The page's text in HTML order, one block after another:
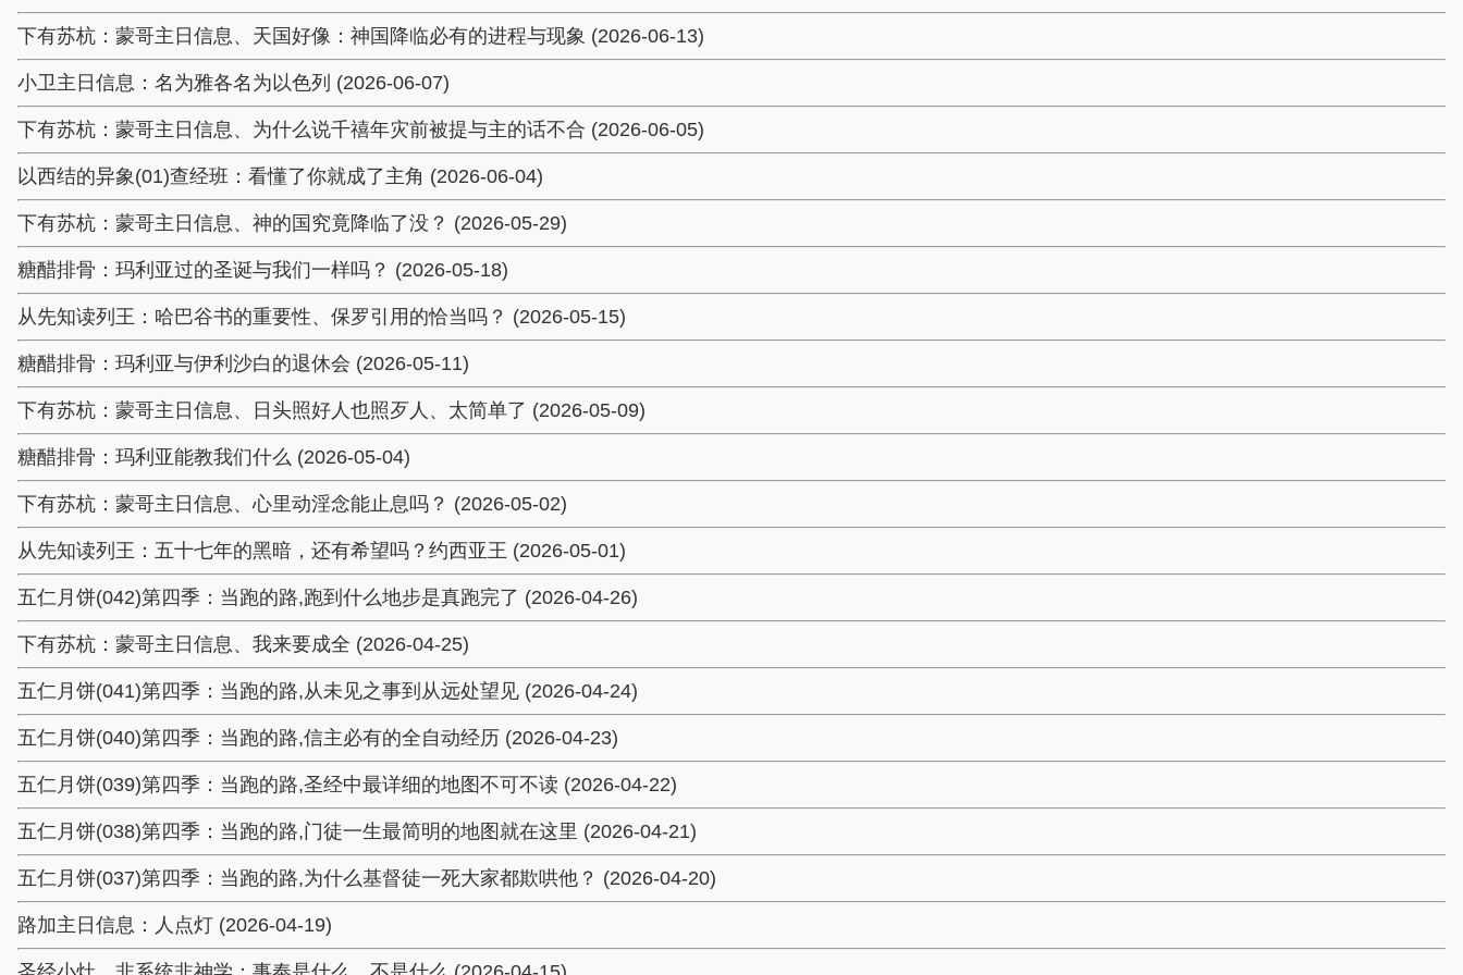
下有苏杭：蒙哥主日信息、天国好像：神国降临必有的进程与现象 (2026-06-13)
小卫主日信息：名为雅各名为以色列 (2026-06-07)
下有苏杭：蒙哥主日信息、为什么说千禧年灾前被提与主的话不合 (2026-06-05)
以西结的异象(01)查经班：看懂了你就成了主角 (2026-06-04)
下有苏杭：蒙哥主日信息、神的国究竟降临了没？ (2026-05-29)
糖醋排骨：玛利亚过的圣诞与我们一样吗？ (2026-05-18)
从先知读列王：哈巴谷书的重要性、保罗引用的恰当吗？ (2026-05-15)
糖醋排骨：玛利亚与伊利沙白的退休会 (2026-05-11)
下有苏杭：蒙哥主日信息、日头照好人也照歹人、太简单了 (2026-05-09)
糖醋排骨：玛利亚能教我们什么 (2026-05-04)
下有苏杭：蒙哥主日信息、心里动淫念能止息吗？ (2026-05-02)
从先知读列王：五十七年的黑暗，还有希望吗？约西亚王 (2026-05-01)
五仁月饼(042)第四季：当跑的路,跑到什么地步是真跑完了 (2026-04-26)
下有苏杭：蒙哥主日信息、我来要成全 (2026-04-25)
五仁月饼(041)第四季：当跑的路,从未见之事到从远处望见 (2026-04-24)
五仁月饼(040)第四季：当跑的路,信主必有的全自动经历 (2026-04-23)
五仁月饼(039)第四季：当跑的路,圣经中最详细的地图不可不读 (2026-04-22)
五仁月饼(038)第四季：当跑的路,门徒一生最简明的地图就在这里 (2026-04-21)
五仁月饼(037)第四季：当跑的路,为什么基督徒一死大家都欺哄他？ (2026-04-20)
路加主日信息：人点灯 (2026-04-19)